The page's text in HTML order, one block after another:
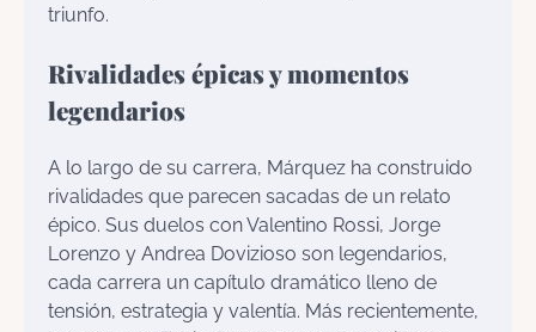
triunfo.
Rivalidades épicas y momentos
legendarios
A lo largo de su carrera, Márquez ha construido
rivalidades que parecen sacadas de un relato
épico. Sus duelos con Valentino Rossi, Jorge
Lorenzo y Andrea Dovizioso son legendarios,
cada carrera un capítulo dramático lleno de
tensión, estrategia y valentía. Más recientemente,